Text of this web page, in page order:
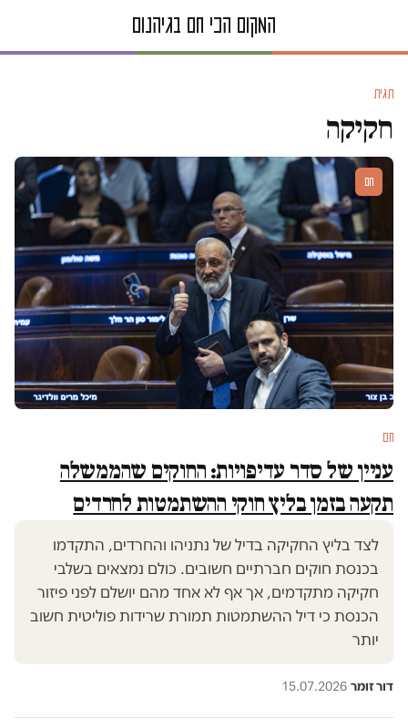
תגית
חקיקה
חם
חם
עניין של סדר עדיפויות: החוקים שהממשלה
תקעה בזמן בליץ חוקי ההשתמטות לחרדים
לצד בליץ החקיקה בדיל של נתניהו והחרדים, התקדמו
בכנסת חוקים חברתיים חשובים. כולם נמצאים בשלבי
חקיקה מתקדמים, אך אף לא אחד מהם יושלם לפני פיזור
הכנסת כי דיל ההשתמטות תמורת שרידות פוליטית חשוב
יותר
דור זומר·
15.07.2026